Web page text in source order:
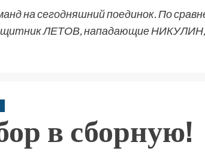
на сегодняшний поединок. По
ЛЕТОВ, нападающие
в сборную!